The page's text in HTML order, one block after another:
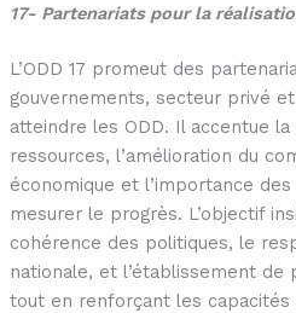
17- Partenariats pour la
L’ODD 17 promeut des
gouvernements, secteur privé
atteindre les ODD. Il accentue
ressources, l’amélioration du
économique et l’importance
mesurer le progrès. L’objectif
cohérence des politiques, le
nationale, et l’établissement de
tout en renforçant les capacités